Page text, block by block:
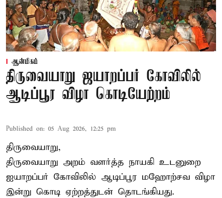
ஆன்மிகம்
திருவையாறு ஜயாறப்பர் கோவிலில்
ஆடிப்பூர விழா கொடியேற்றம்
Published on: 05 Aug 2026, 12:25 pm
திருவையாறு,
திருவையாறு அறம் வளர்த்த நாயகி உடனுறை
ஐயாறப்பர் கோவிலில் ஆடிப்பூர மஹோற்சவ விழா
இன்று கொடி ஏற்றத்துடன் தொடங்கியது.